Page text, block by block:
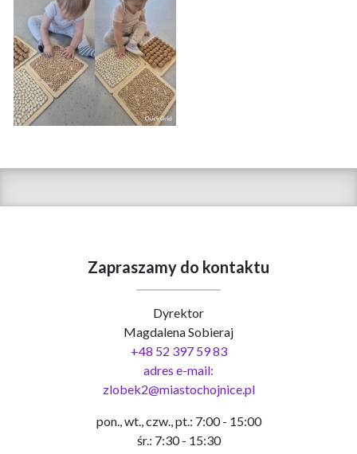
Zapraszamy do kontaktu
Dyrektor
Magdalena Sobieraj
+48 52 397 59 83
adres e-mail:
zlobek2@miastochojnice.pl
pon., wt., czw., pt.: 7:00 - 15:00
śr.: 7:30 - 15:30